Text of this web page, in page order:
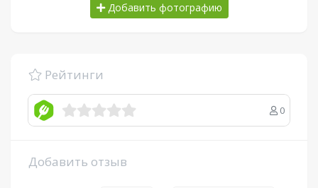
Добавить фотографию
Рейтинги
0
Добавить отзыв